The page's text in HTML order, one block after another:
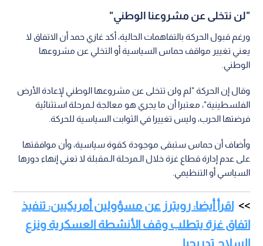
"لن نتخلى عن مشروعنا الوطني"
ورغم قبول الحركة بالتفاهمات الحالية، أكد غازي حمد أن الاتفاق لا
يعني تغيير مواقف حماس السياسية أو التخلي عن مشروعها
الوطني.
وقال إن الحركة "لم ولن تتخلى عن مشروعها الوطني لإعادة الأرض
الفلسطينية"، معتبرا أن ما يجري هو معالجة لـمرحلة استثنائية
فرضتها الحرب، وليس تغييرا في الثوابت السياسية للحركة.
وأضاف أن حماس ستبقى موجودة كقوة سياسية، وأن موافقتها
على عدم إدارة قطاع غزة خلال الـمرحلة الـمقبلة لا تعني إنهاء دورها
السياسي أو التنظيمي.
اقرأ أيضا: رويترز عن مسؤولين أمريكيين: تنفيذ
اتفاق غزة يتطلب وقف الأنشطة العسكرية ونزع
السلاح تدريجيا